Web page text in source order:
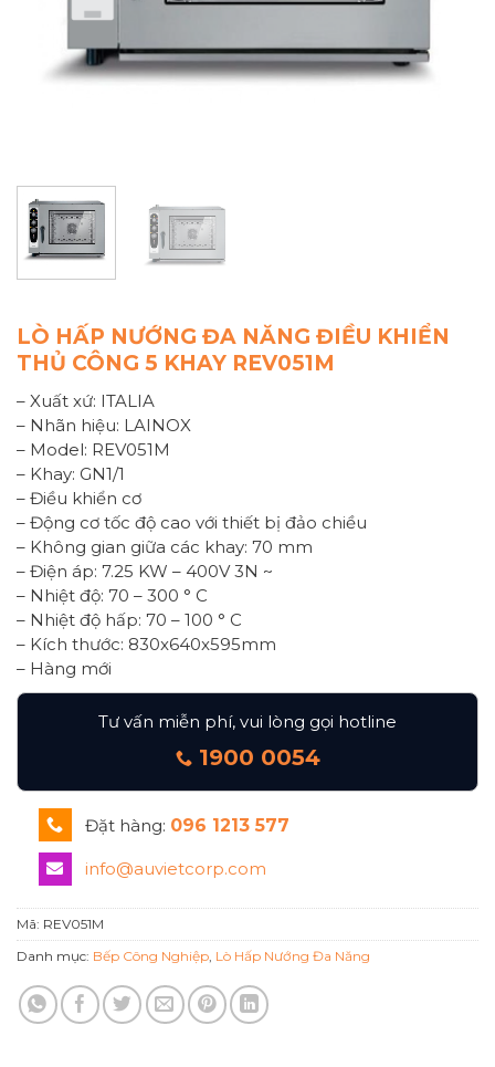
LÒ HẤP NƯỚNG ĐA NĂNG ĐIỀU KHIỂN
THỦ CÔNG 5 KHAY REV051M
– Xuất xứ: ITALIA
– Nhãn hiệu: LAINOX
– Model: REV051M
– Khay: GN1/1
– Điều khiển cơ
– Động cơ tốc độ cao với thiết bị đảo chiều
– Không gian giữa các khay: 70 mm
– Điện áp: 7.25 KW – 400V 3N ~
– Nhiệt độ: 70 – 300 ° C
– Nhiệt độ hấp: 70 – 100 ° C
– Kích thước: 830x640x595mm
– Hàng mới
Tư vấn miễn phí, vui lòng gọi hotline
1900 0054
Đặt hàng: 096 1213 577
info@auvietcorp.com
Mã: REV051M
Danh mục: Bếp Công Nghiệp Lò Hấp Nướng Đa Năng